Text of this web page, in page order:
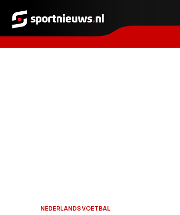
Sportnieuws.nl
NEDERLANDS VOETBAL